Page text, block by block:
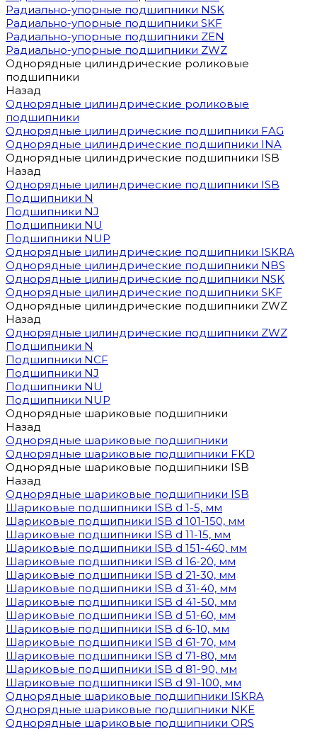
Радиально-упорные подшипники NSK
Радиально-упорные подшипники SKF
Радиально-упорные подшипники ZEN
Радиально-упорные подшипники ZWZ
Однорядные цилиндрические роликовые
подшипники
Назад
Однорядные цилиндрические роликовые
подшипники
Однорядные цилиндрические подшипники FAG
Однорядные цилиндрические подшипники INA
Однорядные цилиндрические подшипники ISB
Назад
Однорядные цилиндрические подшипники ISB
Подшипники N
Подшипники NJ
Подшипники NU
Подшипники NUP
Однорядные цилиндрические подшипники ISKRA
Однорядные цилиндрические подшипники NBS
Однорядные цилиндрические подшипники NSK
Однорядные цилиндрические подшипники SKF
Однорядные цилиндрические подшипники ZWZ
Назад
Однорядные цилиндрические подшипники ZWZ
Подшипники N
Подшипники NCF
Подшипники NJ
Подшипники NU
Подшипники NUP
Однорядные шариковые подшипники
Назад
Однорядные шариковые подшипники
Однорядные шариковые подшипники FKD
Однорядные шариковые подшипники ISB
Назад
Однорядные шариковые подшипники ISB
Шариковые подшипники ISB d 1-5, мм
Шариковые подшипники ISB d 101-150, мм
Шариковые подшипники ISB d 11-15, мм
Шариковые подшипники ISB d 151-460, мм
Шариковые подшипники ISB d 16-20, мм
Шариковые подшипники ISB d 21-30, мм
Шариковые подшипники ISB d 31-40, мм
Шариковые подшипники ISB d 41-50, мм
Шариковые подшипники ISB d 51-60, мм
Шариковые подшипники ISB d 6-10, мм
Шариковые подшипники ISB d 61-70, мм
Шариковые подшипники ISB d 71-80, мм
Шариковые подшипники ISB d 81-90, мм
Шариковые подшипники ISB d 91-100, мм
Однорядные шариковые подшипники ISKRA
Однорядные шариковые подшипники NKE
Однорядные шариковые подшипники ORS